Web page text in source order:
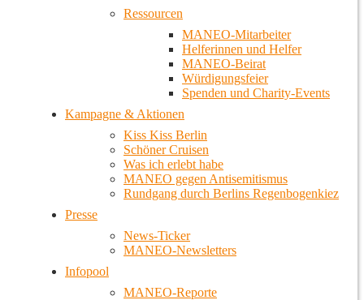
Ressourcen
MANEO-Mitarbeiter
Helferinnen und Helfer
MANEO-Beirat
Würdigungsfeier
Spenden und Charity-Events
Kampagne & Aktionen
Kiss Kiss Berlin
Schöner Cruisen
Was ich erlebt habe
MANEO gegen Antisemitismus
Rundgang durch Berlins Regenbogenkiez
Presse
News-Ticker
MANEO-Newsletters
Infopool
MANEO-Reporte